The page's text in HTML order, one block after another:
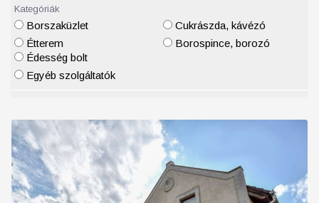
Kategóriák
Borszaküzlet
Étterem
Cukrászda, kávézó
Borospince, borozó
Édesség bolt
Egyéb szolgáltatók